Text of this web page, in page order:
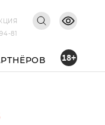
81
18+